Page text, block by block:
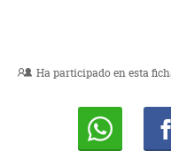
Ha participado en esta